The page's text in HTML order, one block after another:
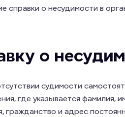
справки о несудимости в
о
судимости
где указывается фамилия,
и адрес